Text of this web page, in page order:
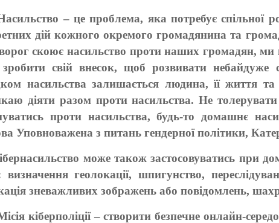
– це проблема, яка потребує спільної
дій кожного окремого громадянина та
скоює насильство проти наших громадян,
свій внесок, щоб розвивати небайдуже
насильства залишається людина, її життя
діяти разом проти насильства. Не
проти насильства, будь-то домашнє
Уповноважена з питань гендерної політики,
може також застосовуватись при
геолокації, шпигунство,
зневажливих зображень або повідомлень,
кіберполіції – створити безпечне онлайн-